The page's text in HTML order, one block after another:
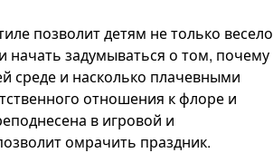
позволит детям не только весело
начать задумываться о том, почему
среде и насколько плачевными
отношения к флоре и
в игровой и
омрачить праздник.